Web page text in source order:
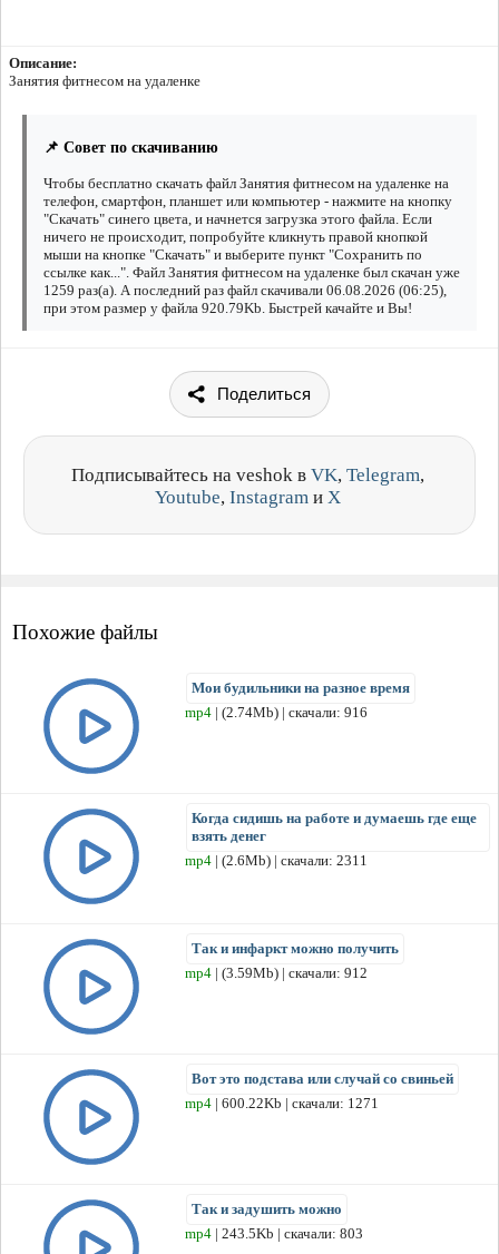
Описание:
Занятия фитнесом на удаленке
📌 Совет по скачиванию
Чтобы бесплатно скачать файл Занятия фитнесом на удаленке на
телефон, смартфон, планшет или компьютер - нажмите на кнопку
"Скачать" синего цвета, и начнется загрузка этого файла. Если
ничего не происходит, попробуйте кликнуть правой кнопкой
мыши на кнопке "Скачать" и выберите пункт "Сохранить по
ссылке как...". Файл Занятия фитнесом на удаленке был скачан уже
1259 раз(а). А последний раз файл скачивали 06.08.2026 (06:25),
при этом размер у файла 920.79Kb. Быстрей качайте и Вы!
Поделиться
Подписывайтесь на veshok в VK, Telegram,
Youtube, Instagram и X
Похожие файлы
Мои будильники на разное время
mp4 | (2.74Mb) | скачали: 916
Когда сидишь на работе и думаешь где еще
взять денег
mp4 | (2.6Mb) | скачали: 2311
Так и инфаркт можно получить
mp4 | (3.59Mb) | скачали: 912
Вот это подстава или случай со свиньей
mp4 | 600.22Kb | скачали: 1271
Так и задушить можно
mp4 | 243.5Kb | скачали: 803